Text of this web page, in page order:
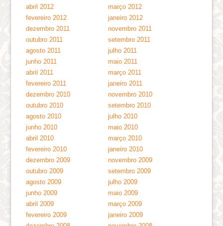
abril 2012
março 2012
fevereiro 2012
janeiro 2012
dezembro 2011
novembro 2011
outubro 2011
setembro 2011
agosto 2011
julho 2011
junho 2011
maio 2011
abril 2011
março 2011
fevereiro 2011
janeiro 2011
dezembro 2010
novembro 2010
outubro 2010
setembro 2010
agosto 2010
julho 2010
junho 2010
maio 2010
abril 2010
março 2010
fevereiro 2010
janeiro 2010
dezembro 2009
novembro 2009
outubro 2009
setembro 2009
agosto 2009
julho 2009
junho 2009
maio 2009
abril 2009
março 2009
fevereiro 2009
janeiro 2009